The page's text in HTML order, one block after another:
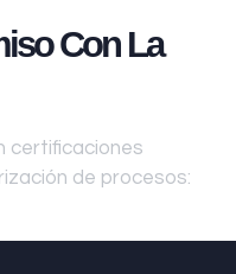
Con La
certificaciones
de procesos: